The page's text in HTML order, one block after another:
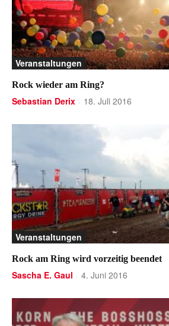
Veranstaltungen
Rock wieder am Ring?
Sebastian Derix - 18. Juli 2016
Veranstaltungen
Rock am Ring wird vorzeitig beendet
Sascha E. Gaul - 4. Juni 2016